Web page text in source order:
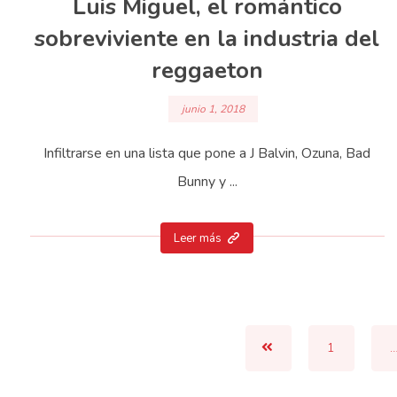
Luis Miguel, el romántico
sobreviviente en la industria del
reggaeton
junio 1, 2018
Infiltrarse en una lista que pone a J Balvin, Ozuna, Bad
Bunny y ...
Leer más
1 …